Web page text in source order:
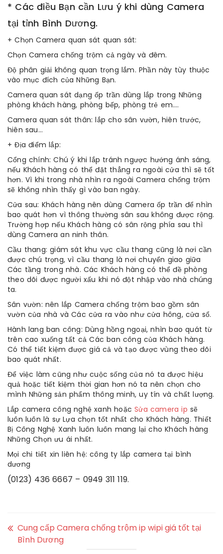
* Các điều Bạn cần Lưu ý khi dùng Camera
tại tỉnh Bình Dương.
+ Chọn Camera quan sát quan sát:
Chọn Camera chống trộm cả ngày và đêm.
Độ phân giải không quan trọng lắm. Phần này tùy thuộc
vào mục đích của Những Bạn.
Camera quan sát dạng ốp trần dùng lắp trong Những
phòng khách hàng, phòng bếp, phòng trẻ em….
Camera quan sát thân: lắp cho sân vườn, hiên trước,
hiên sau…
+ Địa điểm lắp:
Cổng chính: Chú ý khi lắp tránh ngược hướng ánh sáng,
nếu Khách hàng có thể đặt thẳng ra ngoài cửa thì sẽ tốt
hơn. Vì khi trong nhà nhìn ra ngoài Camera chống trộm
sẽ không nhìn thấy gì vào ban ngày.
Cửa sau: Khách hàng nên dùng Camera ốp trần để nhìn
bao quát hơn vì thông thường sân sau không được rộng.
Trường hợp nếu Khách hàng có sân rộng phía sau thì
dùng Camera an ninh thân.
Cầu thang: giám sát khu vực cầu thang cũng là nơi cần
được chú trọng, vì cầu thang là nơi chuyển giao giữa
Các tầng trong nhà. Các Khách hàng có thể đề phòng
theo dõi được người xấu khi nó đột nhập vào nhà chúng
ta.
Sân vườn: nên lắp Camera chống trộm bao gồm sân
vườn của nhà và Các cửa ra vào như cửa hông, cửa sổ.
Hành lang ban công: Dùng hồng ngoại, nhìn bao quát từ
trên cao xuống tất cả Các ban công của Khách hàng.
Có thể tiết kiệm được giá cả và tạo được vùng theo dõi
bao quát nhất.
Để việc làm cũng như cuộc sống của nó ta được hiệu
quả hoặc tiết kiệm thời gian hơn nó ta nên chọn cho
mình Những sản phẩm thông minh, uy tín và chất lượng.
Lắp camera công nghệ xanh hoặcSửa camera ip sẽ
luôn luôn là sự Lựa chọn tốt nhất cho Khách hàng. Thiết
Bị Công Nghệ Xanh luôn luôn mang lại cho Khách hàng
Những Chọn ưu ái nhất.
Mọi chi tiết xin liên hệ: công ty lắp camera tại bình
dương
(0123) 436 6667 – 0949 311 119.
Cung cấp Camera chống trộm ip wipi giá tốt tại
Bình Dương